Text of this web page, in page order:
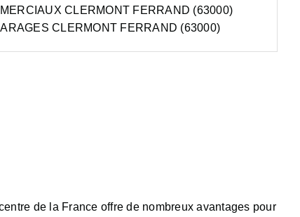
CLERMONT FERRAND (63000)
CLERMONT FERRAND (63000)
de la France offre de nombreux avantages pour